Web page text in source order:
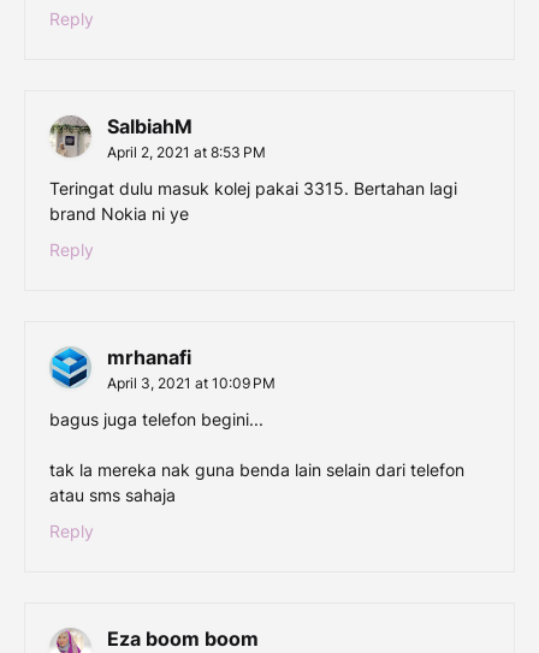
Reply
SalbiahM
April 2, 2021 at 8:53 PM
Teringat dulu masuk kolej pakai 3315. Bertahan lagi
brand Nokia ni ye
Reply
mrhanafi
April 3, 2021 at 10:09 PM
bagus juga telefon begini...
tak la mereka nak guna benda lain selain dari telefon
atau sms sahaja
Reply
Eza boom boom